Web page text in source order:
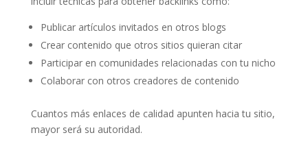
Publicar artículos invitados en otros blogs
Crear contenido que otros sitios quieran citar
Participar en comunidades relacionadas con tu nicho
Colaborar con otros creadores de contenido
Cuantos más enlaces de calidad apunten hacia tu sitio,
mayor será su autoridad.